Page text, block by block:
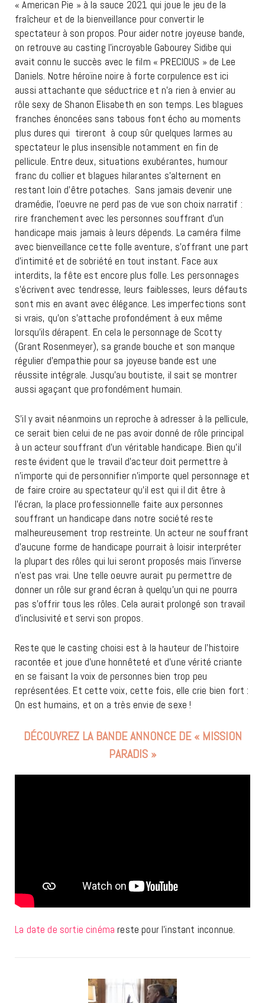
« American Pie » à la sauce 2021 qui joue le jeu de la
fraîcheur et de la bienveillance pour convertir le
spectateur à son propos. Pour aider notre joyeuse bande,
on retrouve au casting l’incroyable Gabourey Sidibe qui
avait connu le succès avec le film « PRECIOUS » de Lee
Daniels. Notre héroïne noire à forte corpulence est ici
aussi attachante que séductrice et n’a rien à envier au
rôle sexy de Shanon Elisabeth en son temps. Les blagues
franches énoncées sans tabous font écho au moments
plus dures qui tireront à coup sûr quelques larmes au
spectateur le plus insensible notamment en fin de
pellicule. Entre deux, situations exubérantes, humour
franc du collier et blagues hilarantes s’alternent en
restant loin d’être potaches. Sans jamais devenir une
dramédie, l’oeuvre ne perd pas de vue son choix narratif :
rire franchement avec les personnes souffrant d’un
handicape mais jamais à leurs dépends. La caméra filme
avec bienveillance cette folle aventure, s’offrant une part
d’intimité et de sobriété en tout instant. Face aux
interdits, la fête est encore plus folle. Les personnages
s’écrivent avec tendresse, leurs faiblesses, leurs défauts
sont mis en avant avec élégance. Les imperfections sont
si vrais, qu’on s’attache profondément à eux même
lorsqu’ils dérapent. En cela le personnage de Scotty
(Grant Rosenmeyer), sa grande bouche et son manque
régulier d’empathie pour sa joyeuse bande est une
réussite intégrale. Jusqu’au boutiste, il sait se montrer
aussi agaçant que profondément humain.
S’il y avait néanmoins un reproche à adresser à la pellicule,
ce serait bien celui de ne pas avoir donné de rôle principal
à un acteur souffrant d’un véritable handicape. Bien qu’il
reste évident que le travail d’acteur doit permettre à
n’importe qui de personnifier n’importe quel personnage et
de faire croire au spectateur qu’il est qui il dit être à
l’écran, la place professionnelle faite aux personnes
souffrant un handicape dans notre société reste
malheureusement trop restreinte. Un acteur ne souffrant
d’aucune forme de handicape pourrait à loisir interpréter
la plupart des rôles qui lui seront proposés mais l’inverse
n’est pas vrai. Une telle oeuvre aurait pu permettre de
donner un rôle sur grand écran à quelqu’un qui ne pourra
pas s’offrir tous les rôles. Cela aurait prolongé son travail
d’inclusivité et servi son propos.
Reste que le casting choisi est à la hauteur de l’histoire
racontée et joue d’une honnêteté et d’une vérité criante
en se faisant la voix de personnes bien trop peu
représentées. Et cette voix, cette fois, elle crie bien fort :
On est humains, et on a très envie de sexe !
DÉCOUVREZ LA BANDE ANNONCE DE « MISSION
PARADIS »
La date de sortie cinéma reste pour l’instant inconnue.